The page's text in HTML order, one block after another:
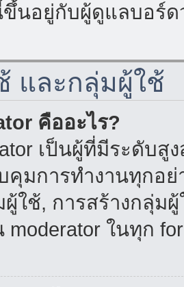
นอยู่กับผู้ดูแลบอร์
และกลุ่มผู้ใช้
คืออะไร?
เป็นผู้ที่มีระดับ
คุมการทำงานทุกอ
ผู้ใช้, การสร้างกลุ่ม
moderator ในทุก